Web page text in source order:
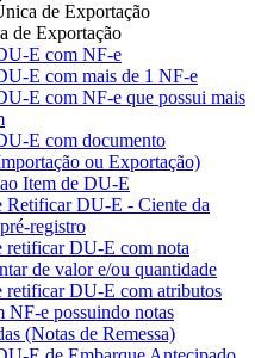
de Exportação
de Exportação
E com NF-e
E com mais de 1 NF-e
E com NF-e que possui mais
E com documento
ou Exportação)
Item de DU-E
Retificar DU-E - Ciente da
registro
retificar DU-E com nota
de valor e/ou quantidade
retificar DU-E com atributos
NF-e possuindo notas
(Notas de Remessa)